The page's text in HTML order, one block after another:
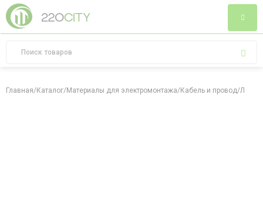
Главная/Каталог/Материалы для электромонтажа/Кабель и провод/Лента